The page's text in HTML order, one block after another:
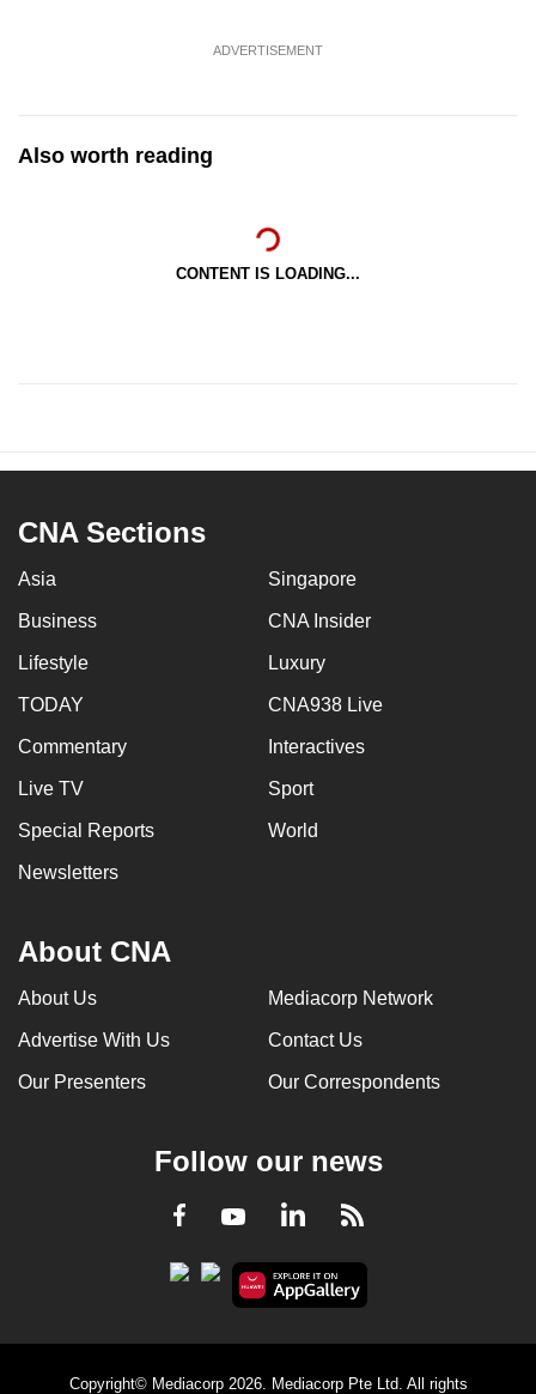
ADVERTISEMENT
Also worth reading
CONTENT IS LOADING...
CNA Sections
Asia Singapore
Business CNA Insider
Lifestyle Luxury
TODAY CNA938 Live
Commentary Interactives
Live TV Sport
Special Reports World
Newsletters
About CNA
About Us Mediacorp Network
Advertise With Us Contact Us
Our Presenters Our Correspondents
Follow our news
Facebook
YoutubeLinkedInRSS
Copyright© Mediacorp 2026. Mediacorp Pte Ltd. All rights